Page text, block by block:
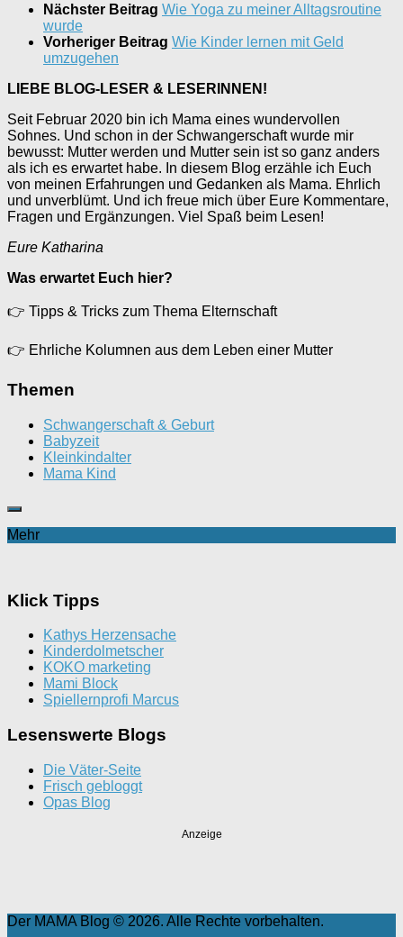
Nächster Beitrag Wie Yoga zu meiner Alltagsroutine
wurde
Vorheriger Beitrag Wie Kinder lernen mit Geld
umzugehen
LIEBE BLOG-LESER & LESERINNEN!
Seit Februar 2020 bin ich Mama eines wundervollen
Sohnes. Und schon in der Schwangerschaft wurde mir
bewusst: Mutter werden und Mutter sein ist so ganz anders
als ich es erwartet habe. In diesem Blog erzähle ich Euch
von meinen Erfahrungen und Gedanken als Mama. Ehrlich
und unverblümt. Und ich freue mich über Eure Kommentare,
Fragen und Ergänzungen. Viel Spaß beim Lesen!
Eure Katharina
Was erwartet Euch hier?
👉 Tipps & Tricks zum Thema Elternschaft
👉 Ehrliche Kolumnen aus dem Leben einer Mutter
Themen
Schwangerschaft & Geburt
Babyzeit
Kleinkindalter
Mama Kind
Mehr
Klick Tipps
Kathys Herzensache
Kinderdolmetscher
KOKO marketing
Mami Block
Spiellernprofi Marcus
Lesenswerte Blogs
Die Väter-Seite
Frisch gebloggt
Opas Blog
Anzeige
Der MAMA Blog © 2026. Alle Rechte vorbehalten.